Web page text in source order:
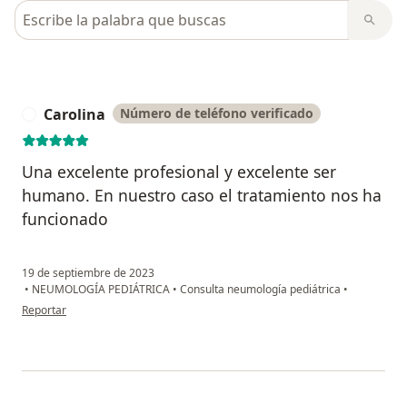
Busca en opiniones
Carolina Número de teléfono verificado
Una excelente profesional y excelente ser
humano. En nuestro caso el tratamiento nos ha
funcionado
19 de septiembre de 2023
• NEUMOLOGÍA PEDIÁTRICA • Consulta neumología pediátrica •
en opinión del usuario Carolina
Reportar